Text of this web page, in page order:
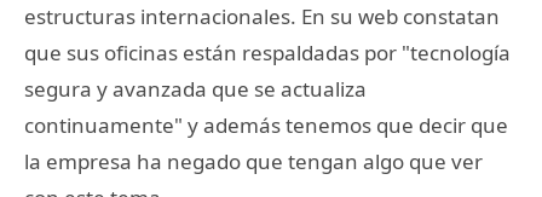
estructuras internacionales. En su web constatan
que sus oficinas están respaldadas por "tecnología
segura y avanzada que se actualiza
continuamente" y además tenemos que decir que
la empresa ha negado que tengan algo que ver